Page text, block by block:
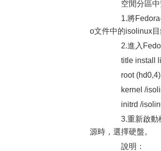
空閒分區中
1.將Fedora-
o文件中的isolinux
2.進入Fedora
title install
root (hd0,4)
kernel /
initrd /
3.重新啟動機
源時，選擇硬盤。
說明：